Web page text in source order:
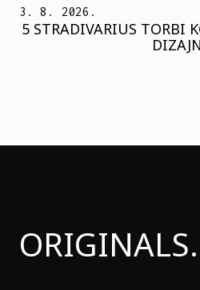
3. 8. 2026.
5 STRADIVARIUS TORBI
ORIGINALS.